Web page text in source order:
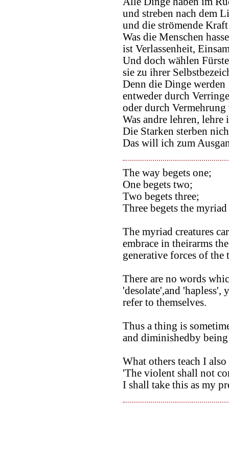
und streben nach dem
und die strömende
Was die Menschen
ist Verlassenheit,
Und doch wählen
sie zu ihrer
Denn die Dinge werden
entweder durch
oder durch
Was andre lehren, lehre
Die Starken sterben
Das will ich zum
The way begets one;
One begets two;
Two begets three;
Three begets the myriad
The myriad creatures
embrace in theirarms
generative forces of the
There are no words
'desolate',and 'hapless',
refer to themselves.
Thus a thing is
and diminishedby
What others teach I also
'The violent shall not
I shall take this as my